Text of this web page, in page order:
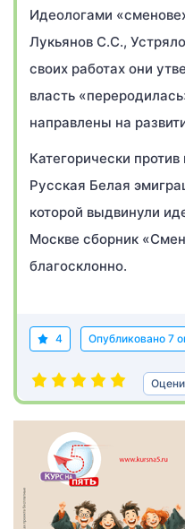
Идеологами
Лукьянов С.С.,
своих работах они
власть
направлены на
Категорически
Русская Белая
которой выдвинули
Москве сборник
благосклонно.
4 Опубликовано 7